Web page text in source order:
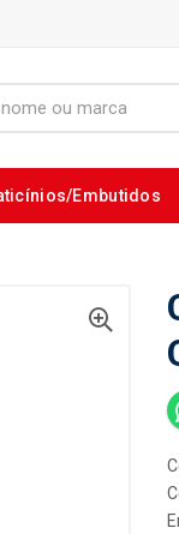
Embutidos